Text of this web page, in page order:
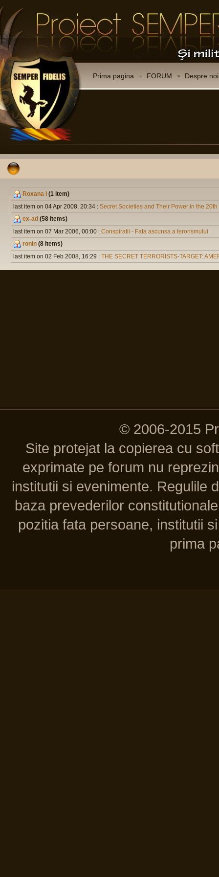
Prima pagina FORUM Despre noi
Roxana I
(1 item)
last item on 04 Apr 2008, 20:34 : Secret Societies and Their Power in the
ex-ad (58 items)
last item on 07 Mar 2006, 00:00 : Conspiratii - Fata ascunsa a terorismului
ronin (8 items)
last item on 02 Feb 2008, 16:29 : THE SECRET TERRORISTS-TARGET:
© 2006-2015
Site protejat la copierea cu
exprimate pe forum nu
institutii si evenimente. Regulile
baza prevederilor
pozitia fata persoane, institutii
prima